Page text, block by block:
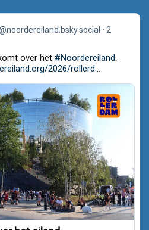
2
over het #Noordereiland.
2026/rollerd...